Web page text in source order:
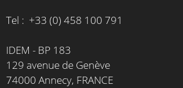
Tel : +33 (0) 458 100 791
IDEM - BP 183
129 avenue de Genève
74000 Annecy, FRANCE